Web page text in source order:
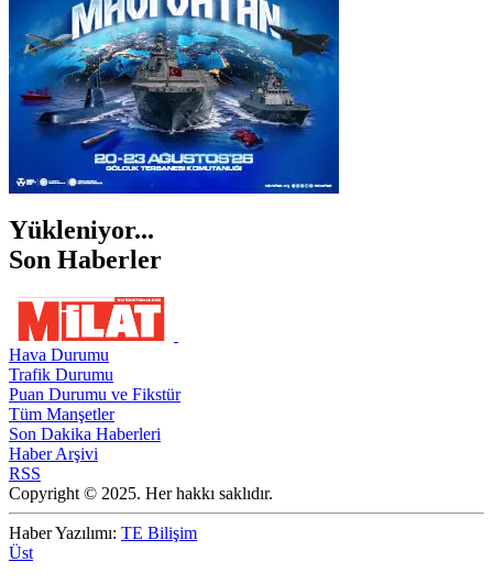
Yükleniyor...
Son Haberler
Hava Durumu
Trafik Durumu
Puan Durumu ve Fikstür
Tüm Manşetler
Son Dakika Haberleri
Haber Arşivi
RSS
Copyright © 2025. Her hakkı saklıdır.
Haber Yazılımı: TE Bilişim
Üst